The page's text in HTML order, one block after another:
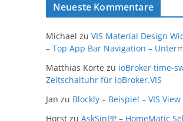
Neueste Kommentare
Michael zu VIS Material Design
– Top App Bar Navigation –
Matthias Korte zu ioBroker time-
Zeitschaltuhr für ioBroker.VIS
Jan zu Blockly – Beispiel – VIS
Horst zu AskSinPP – HomeMatic